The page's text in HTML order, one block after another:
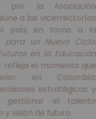
por la Asociación
a las vicerrectorías
país en torno a la
para un Nuevo Ciclo:
en la Educación
refleja el momento que
en Colombia:
estratégicas y
gestionar el talento
y visión de futuro.